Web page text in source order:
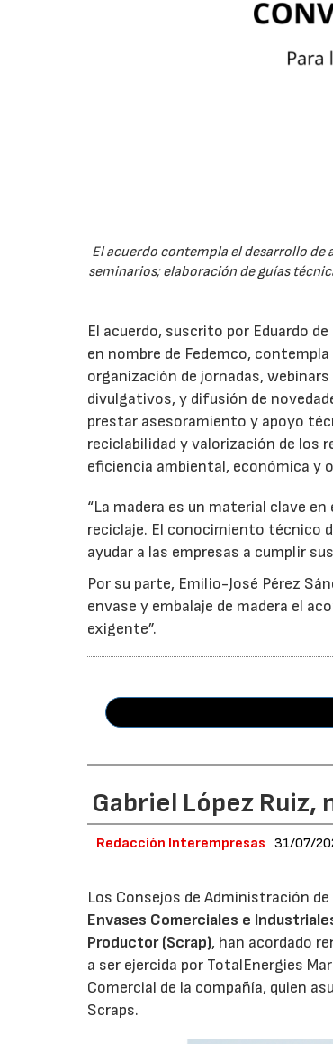
El acuerdo contempla el desarrollo
seminarios; elaboración de guías
El acuerdo, suscrito por Eduardo
en nombre de Fedemco,
organización de jornadas,
divulgativos, y difusión de
prestar asesoramiento y apoyo
reciclabilidad y valorización de los
eficiencia ambiental, económica y
“La madera es un material clave
reciclaje. El conocimiento técnico
ayudar a las empresas a cumplir
Por su parte, Emilio-José Pérez
envase y embalaje de madera el
exigente”.
Gabriel López
Redacción Interempresas 31/07/
Los Consejos de Administración de
Envases Comerciales e
Productor (Scrap), han acordado
a ser ejercida por TotalEnergies
Comercial de la compañía, quien
Scraps.